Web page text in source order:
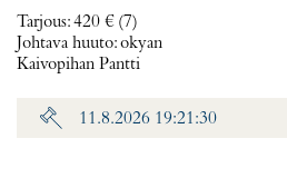
Tarjous:420 € (7)
Johtava huuto:okyan
Kaivopihan Pantti
11.8.2026 19:21:30